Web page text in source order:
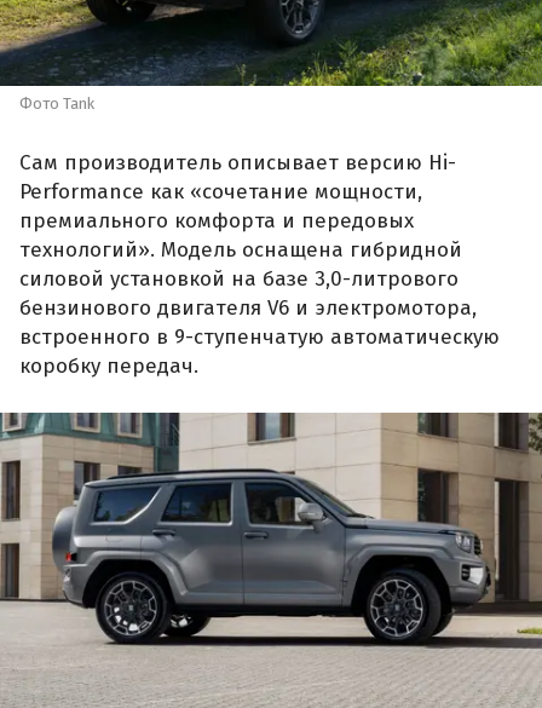
Фото Tank
Сам производитель описывает версию Hi-
Performance как «сочетание мощности,
премиального комфорта и передовых
технологий». Модель оснащена гибридной
силовой установкой на базе 3,0-литрового
бензинового двигателя V6 и электромотора,
встроенного в 9-ступенчатую автоматическую
коробку передач.